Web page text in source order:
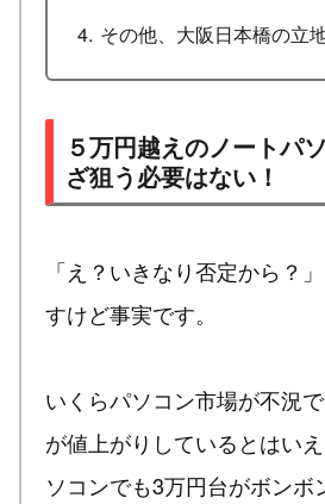
その他、大阪日本橋の立
５万円越えのノートパ
ざ狙う必要はない！
「え？いきなり否定から？
すけど事実です。
いくらパソコン市場が不況
が値上がりしているとはい
ソコンでも3万円台がボンボ